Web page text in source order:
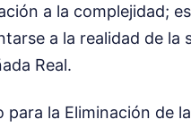
a la complejidad;
a la realidad de la
Real.
para la Eliminación de